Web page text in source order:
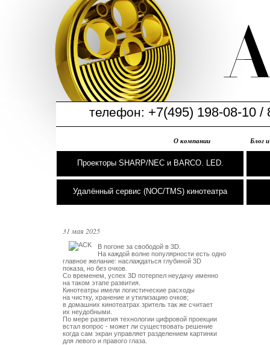
телефон: +7(495) 198-08-10 /
О компании Блог
Проекторы SHARP/NEC и BARCO. LED.
Удалённый сервис (NOC/TMS) кинотеатра
31 мая 2025
В погоне за свободой в 3D.
На каждой волне популярности есть одно
главное желание: наслаждаться глубиной 3D
показа, но без очков.
Со временем, успех 3D потерпел неудачу именно
на таком этапе развития.
Кинотеатры имели логистические расходы
на чистку, хранение и утилизацию очков;
в домашних кинотеатрах зритель так же считает
их неудобными.
По мере развития технологии цифровой проекции
встал вопрос - может ли существовать решение
когда сам экран управляет разделением картинки
для левого и правого глаза.